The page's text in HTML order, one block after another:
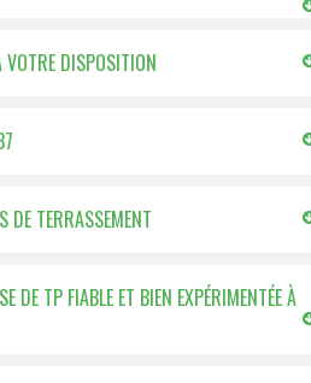
VOTRE DISPOSITION
DE TERRASSEMENT
DE TP FIABLE ET BIEN EXPÉRIMENTÉE À